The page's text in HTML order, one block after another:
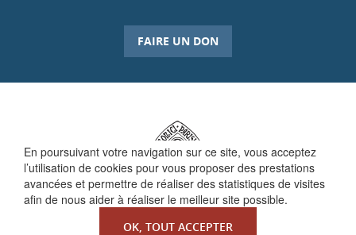
En poursuivant votre navigation sur ce site, vous acceptez
l’utilisation de cookies pour vous proposer des prestations
avancées et permettre de réaliser des statistiques de visites
afin de nous aider à réaliser le meilleur site possible.
OK, TOUT ACCEPTER
FAIRE UN DON